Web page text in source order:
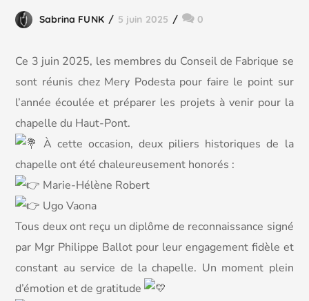
Sabrina FUNK 5 juin 2025 0
Ce 3 juin 2025, les membres du Conseil de Fabrique se
sont réunis chez Mery Podesta pour faire le point sur
l’année écoulée et préparer les projets à venir pour la
chapelle du Haut-Pont.
À cette occasion, deux piliers historiques de la
chapelle ont été chaleureusement honorés :
Marie-Hélène Robert
Ugo Vaona
Tous deux ont reçu un diplôme de reconnaissance signé
par Mgr Philippe Ballot pour leur engagement fidèle et
constant au service de la chapelle. Un moment plein
d’émotion et de gratitude